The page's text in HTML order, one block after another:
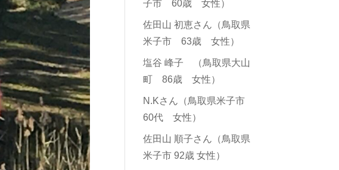
子市 60歳 女性）
佐田山 初恵さん（鳥取県
米子市 63歳 女性）
塩谷 峰子 （鳥取県大山
町 86歳 女性）
N.Kさん（鳥取県米子市
60代 女性）
佐田山 順子さん（鳥取県
米子市 92歳 女性）